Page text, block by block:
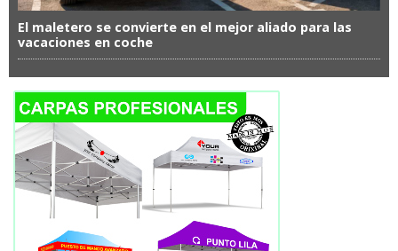
El maletero se convierte en el mejor aliado para las
vacaciones en coche